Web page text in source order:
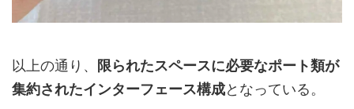
以上の通り、
限られたスペースに必要なポート類が
集約されたインターフェース構成となっている。